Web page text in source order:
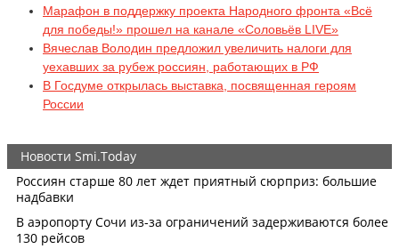
Марафон в поддержку проекта Народного фронта «Всё
для победы!» прошел на канале «Соловьёв LIVE»
Вячеслав Володин предложил увеличить налоги для
уехавших за рубеж россиян, работающих в РФ
В Госдуме открылась выставка, посвященная героям
России